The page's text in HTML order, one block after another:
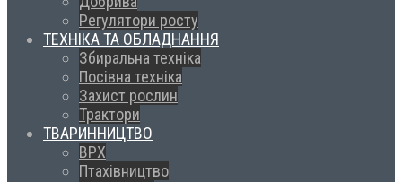
Регулятори росту
ТЕХНІКА ТА ОБЛАДНАННЯ
Збиральна техніка
Посівна техніка
Захист рослин
Трактори
ТВАРИННИЦТВО
ВРХ
Птахівництво